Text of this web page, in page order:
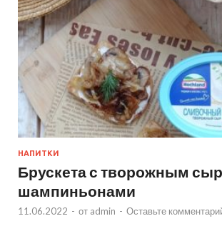
НАПИТКИ
Брускета с творожным
шампиньонами
11.06.2022 - от admin - Оставьте